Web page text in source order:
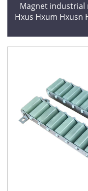
Magnet industrial
Hxus Hxum Hxusn